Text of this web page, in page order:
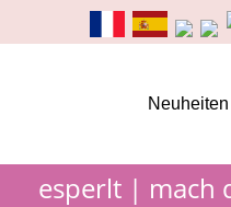
Neuheiten
esperlt | mach